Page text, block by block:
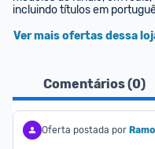
incluindo títulos em
Ver mais ofertas dessa
Comentários (0)
Oferta postada por